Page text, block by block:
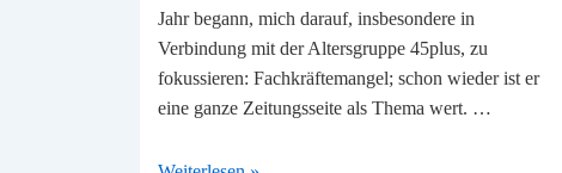
Jahr begann, mich darauf, insbesondere in
Verbindung mit der Altersgruppe 45plus, zu
fokussieren: Fachkräftemangel; schon wieder ist er
eine ganze Zeitungsseite als Thema wert. …